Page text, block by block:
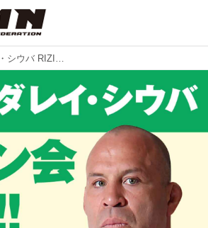
ヴァンダレイ・シウバ RIZINグッズ購入者限定サイン会を開催！